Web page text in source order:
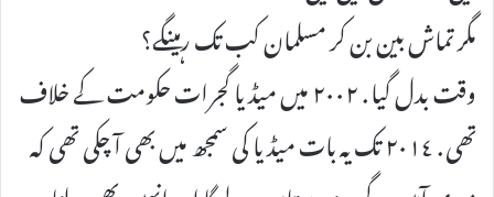
مگر تماش بین بن کر مسلمان کب تک رہینگے؟
وقت بدل گیا . ٢٠٠٢ میں میڈیا گجرات حکومت کے خلاف
تھی . ٢٠١٤ تک یہ بات میڈیا کی سمجھ میں بھی آ چکی تھی کہ